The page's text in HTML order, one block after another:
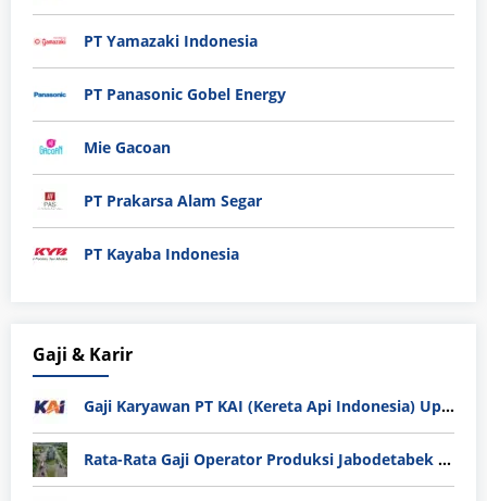
PT Yamazaki Indonesia
PT Panasonic Gobel Energy
Mie Gacoan
PT Prakarsa Alam Segar
PT Kayaba Indonesia
Gaji & Karir
Gaji Karyawan PT KAI (Kereta Api Indonesia) Update 2025
Rata-Rata Gaji Operator Produksi Jabodetabek 2025: Bedah Tuntas UMK, Lemburan, dan Realita Hidup Buruh